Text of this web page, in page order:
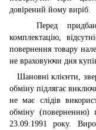
довірений йому виріб.
Перед
комплектацію,
повернення товару
не враховуючи дня
Шановні клієнти,
обміну підлягає
не має слідів
обміну
23.09.1991 року.